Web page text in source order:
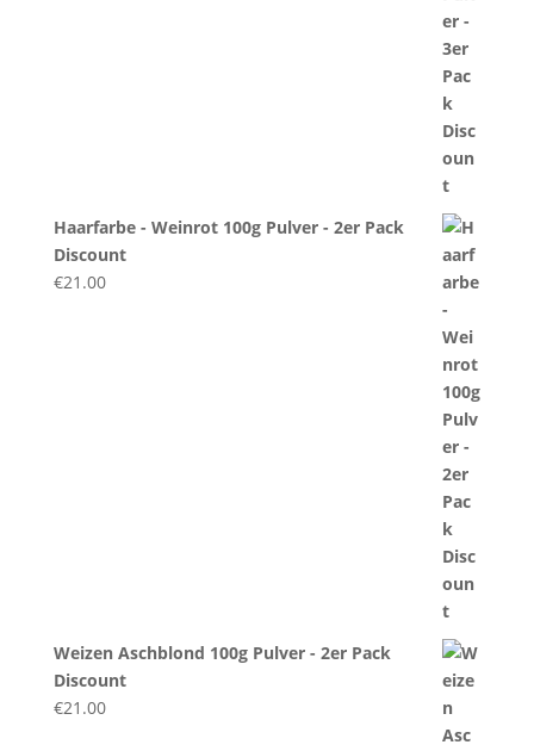
Haarfarbe - Weinrot 100g Pulver - 2er Pack
Discount
€21.00
Weizen Aschblond 100g Pulver - 2er Pack
Discount
€21.00